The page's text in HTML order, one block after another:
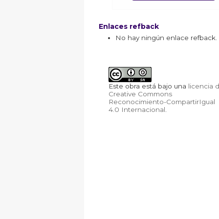
Enlaces refback
No hay ningún enlace refback.
Este obra está bajo una licencia
Creative Commons
Reconocimiento-CompartirIgual
4.0 Internacional